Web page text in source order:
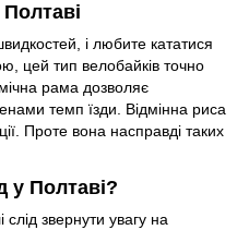
і любите кататися
цей тип велобайків точно
рама дозволяє
темп їзди. Відмінна риса
Проте вона насправді таких
у Полтаві?
звернути увагу на